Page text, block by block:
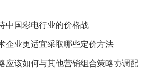
国彩电行业的价格战
业更适宜采取哪些定价方法
该如何与其他营销组合策略协调配